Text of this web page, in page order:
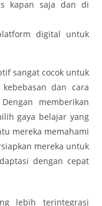
kapan saja dan di
digital untuk
sangat cocok untuk
dan cara
memberikan
gaya belajar yang
mereka memahami
mereka untuk
dengan cepat
lebih terintegrasi